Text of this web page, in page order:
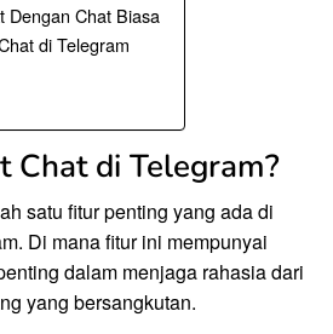
Dengan Chat Biasa
di Telegram
Chat di Telegram?
satu fitur penting yang ada di
Di mana fitur ini mempunyai
dalam menjaga rahasia dari
yang bersangkutan.